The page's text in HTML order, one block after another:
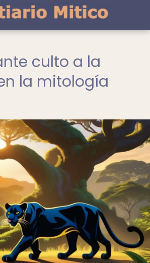
culto a la
la mitología